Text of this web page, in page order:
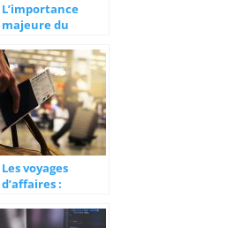
L’importance
majeure du
masse sur
l’économie
mondiale
Les voyages
d’affaires :
précautions à